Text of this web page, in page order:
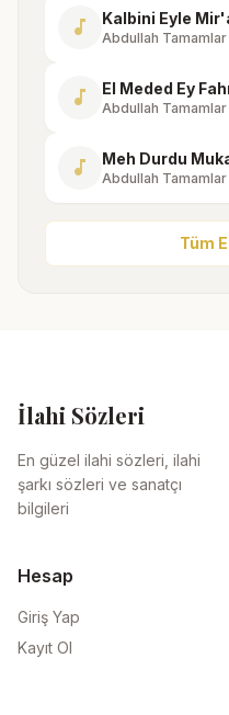
music_note Kalbini Eyle
Abdullah Tamamlar
music_note Abdullah Tamamlar
music_note Meh Durdu
Abdullah Tamamlar
Tüm
İlahi Sözleri
En güzel ilahi sözleri, ilahi
şarkı sözleri ve sanatçı
bilgileri
Hesap
Giriş Yap
Kayıt Ol